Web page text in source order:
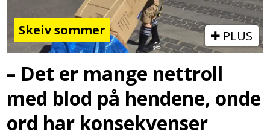
Skeiv sommer PLUS
– Det er mange nettroll
med blod på hendene, onde
ord har konsekvenser